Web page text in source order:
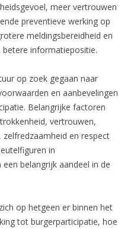
meer vertrouwen
preventieve werking op
meldingsbereidheid en
betere informatiepositie.
op zoek gegaan naar
en aanbevelingen
Belangrijke factoren
vertrouwen,
en respect
in
belangrijk aandeel in de
op hetgeen er binnen het
tot burgerparticipatie, hoe